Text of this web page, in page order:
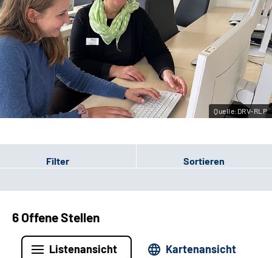
Beratungsstellen &
Zuweisende
Suche
Leichte Sprache
Gebärdensprache
Quelle:DRV-RLP
Filter Sortieren
6 Offene Stellen
Listenansicht Kartenansicht